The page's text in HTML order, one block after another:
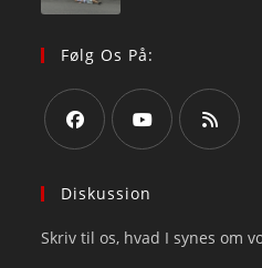
Følg Os På:
in
new
in
new
new
Diskussion
Skriv til os, hvad I synes om